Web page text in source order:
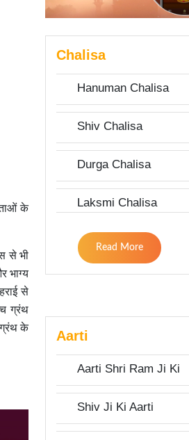
के
से भी
भाग्य
से
ग्रंथ
ग्रंथ के
Chalisa
Hanuman Chalisa
Shiv Chalisa
Durga Chalisa
Laksmi Chalisa
Read More
Aarti
Aarti Shri Ram Ji Ki
Shiv Ji Ki Aarti